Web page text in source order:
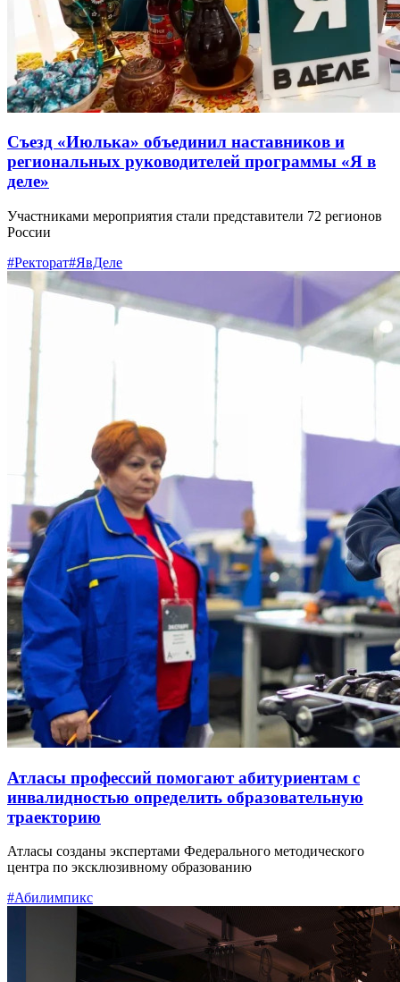
Съезд «Июлька» объединил наставников и
региональных руководителей программы «Я в
деле»
Участниками мероприятия стали представители 72 регионов
России
#Ректорат#ЯвДеле
Атласы профессий помогают абитуриентам с
инвалидностью определить образовательную
траекторию
Атласы созданы экспертами Федерального методического
центра по эксклюзивному образованию
#Абилимпикс